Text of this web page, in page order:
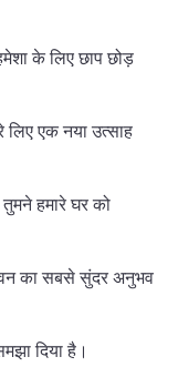
के लिए छाप छोड़
लिए एक नया उत्साह
हमारे घर को
का सबसे सुंदर अनुभव
दिया है।